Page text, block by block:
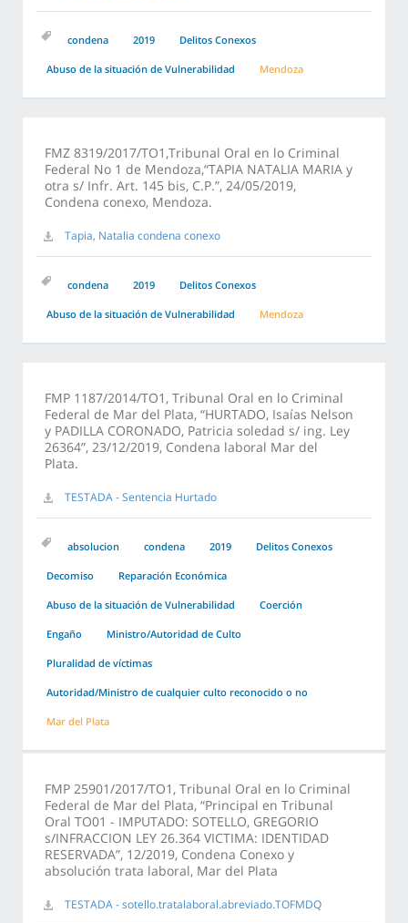
condena 2019 Delitos Conexos
Abuso de la situación de Vulnerabilidad Mendoza
FMZ 8319/2017/TO1,Tribunal Oral en lo Criminal
Federal No 1 de Mendoza,“TAPIA NATALIA MARIA y
otra s/ Infr. Art. 145 bis, C.P.”, 24/05/2019,
Condena conexo, Mendoza.
Tapia, Natalia condena conexo
condena 2019 Delitos Conexos
Abuso de la situación de Vulnerabilidad Mendoza
FMP 1187/2014/TO1, Tribunal Oral en lo Criminal
Federal de Mar del Plata, “HURTADO, Isaías Nelson
y PADILLA CORONADO, Patricia soledad s/ ing. Ley
26364”, 23/12/2019, Condena laboral Mar del
Plata.
TESTADA - Sentencia Hurtado
absolucion condena 2019 Delitos Conexos
Decomiso Reparación Económica
Abuso de la situación de Vulnerabilidad Coerción
Engaño Ministro/Autoridad de Culto
Pluralidad de víctimas
Autoridad/Ministro de cualquier culto reconocido o no
Mar del Plata
FMP 25901/2017/TO1, Tribunal Oral en lo Criminal
Federal de Mar del Plata, “Principal en Tribunal
Oral TO01 - IMPUTADO: SOTELLO, GREGORIO
s/INFRACCION LEY 26.364 VICTIMA: IDENTIDAD
RESERVADA”, 12/2019, Condena Conexo y
absolución trata laboral, Mar del Plata
TESTADA - sotello.tratalaboral.abreviado.TOFMDQ